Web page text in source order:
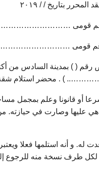
قومى
رقم قومى
رقم ( ) بمدينة السادس من
) . محضر استلام
أو قانونا وعلم بمجمل
هي عليها وصارت في حيازته.
و أنه استلمها فعلا
طرف نسخة منه للرجوع